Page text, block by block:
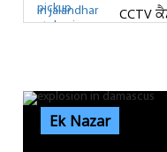
CCTV
Ek Nazar